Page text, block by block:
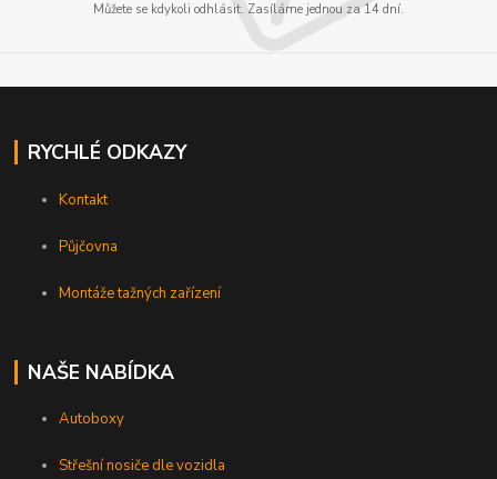
Můžete se kdykoli odhlásit. Zasíláme jednou za 14 dní.
RYCHLÉ ODKAZY
Kontakt
Půjčovna
Montáže tažných zařízení
NAŠE NABÍDKA
Autoboxy
Střešní nosiče dle vozidla